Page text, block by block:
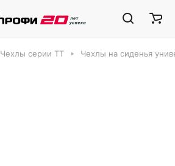
Чехлы серии ТТ Чехлы на сиденья